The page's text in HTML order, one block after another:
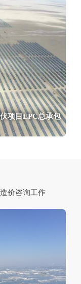
发试点项目首批试点EPC总
目
发电项目
布式光伏开发试点项目首批
承包项目
其200万千瓦光伏治沙项目
价咨询工作